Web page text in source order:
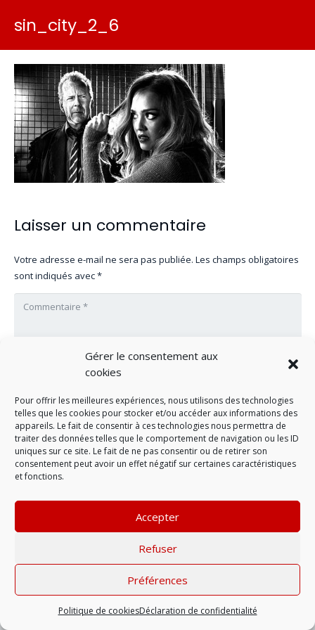
Gérer le consentement aux
cookies
Pour offrir les meilleures expériences, nous utilisons des technologies
telles que les cookies pour stocker et/ou accéder aux informations des
appareils. Le fait de consentir à ces technologies nous permettra de
traiter des données telles que le comportement de navigation ou les ID
uniques sur ce site. Le fait de ne pas consentir ou de retirer son
consentement peut avoir un effet négatif sur certaines caractéristiques
et fonctions.
Accepter
Refuser
Préférences
Politique de cookiesDéclaration de confidentialité
sin_city_2_6
Laisser un commentaire
Votre adresse e-mail ne sera pas publiée. Les champs obligatoires
sont indiqués avec*
LAISSER UN COMMENTAIRE
Mentions légales| © 2022 |
confidentialité